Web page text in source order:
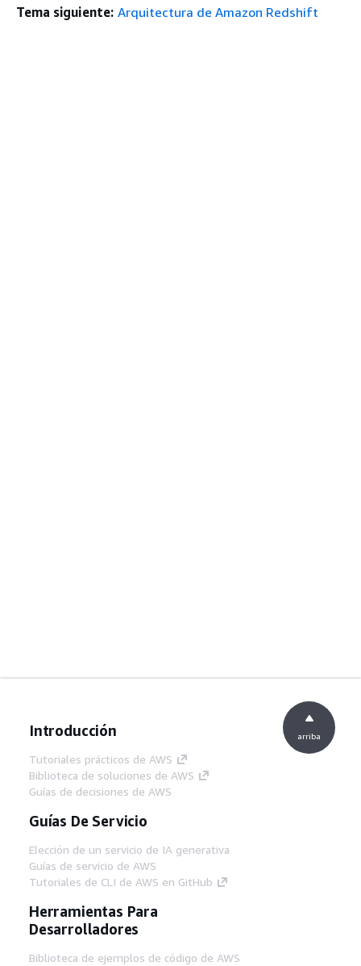
Tema siguiente: Arquitectura de Amazon Redshift
Introducción
Tutoriales prácticos de AWS
Biblioteca de soluciones de AWS
Guías de decisiones de AWS
Guías De Servicio
Elección de un servicio de IA generativa
Guías de servicio de AWS
Tutoriales de CLI de AWS en GitHub
Herramientas Para
Desarrolladores
Biblioteca de ejemplos de código de AWS
arriba